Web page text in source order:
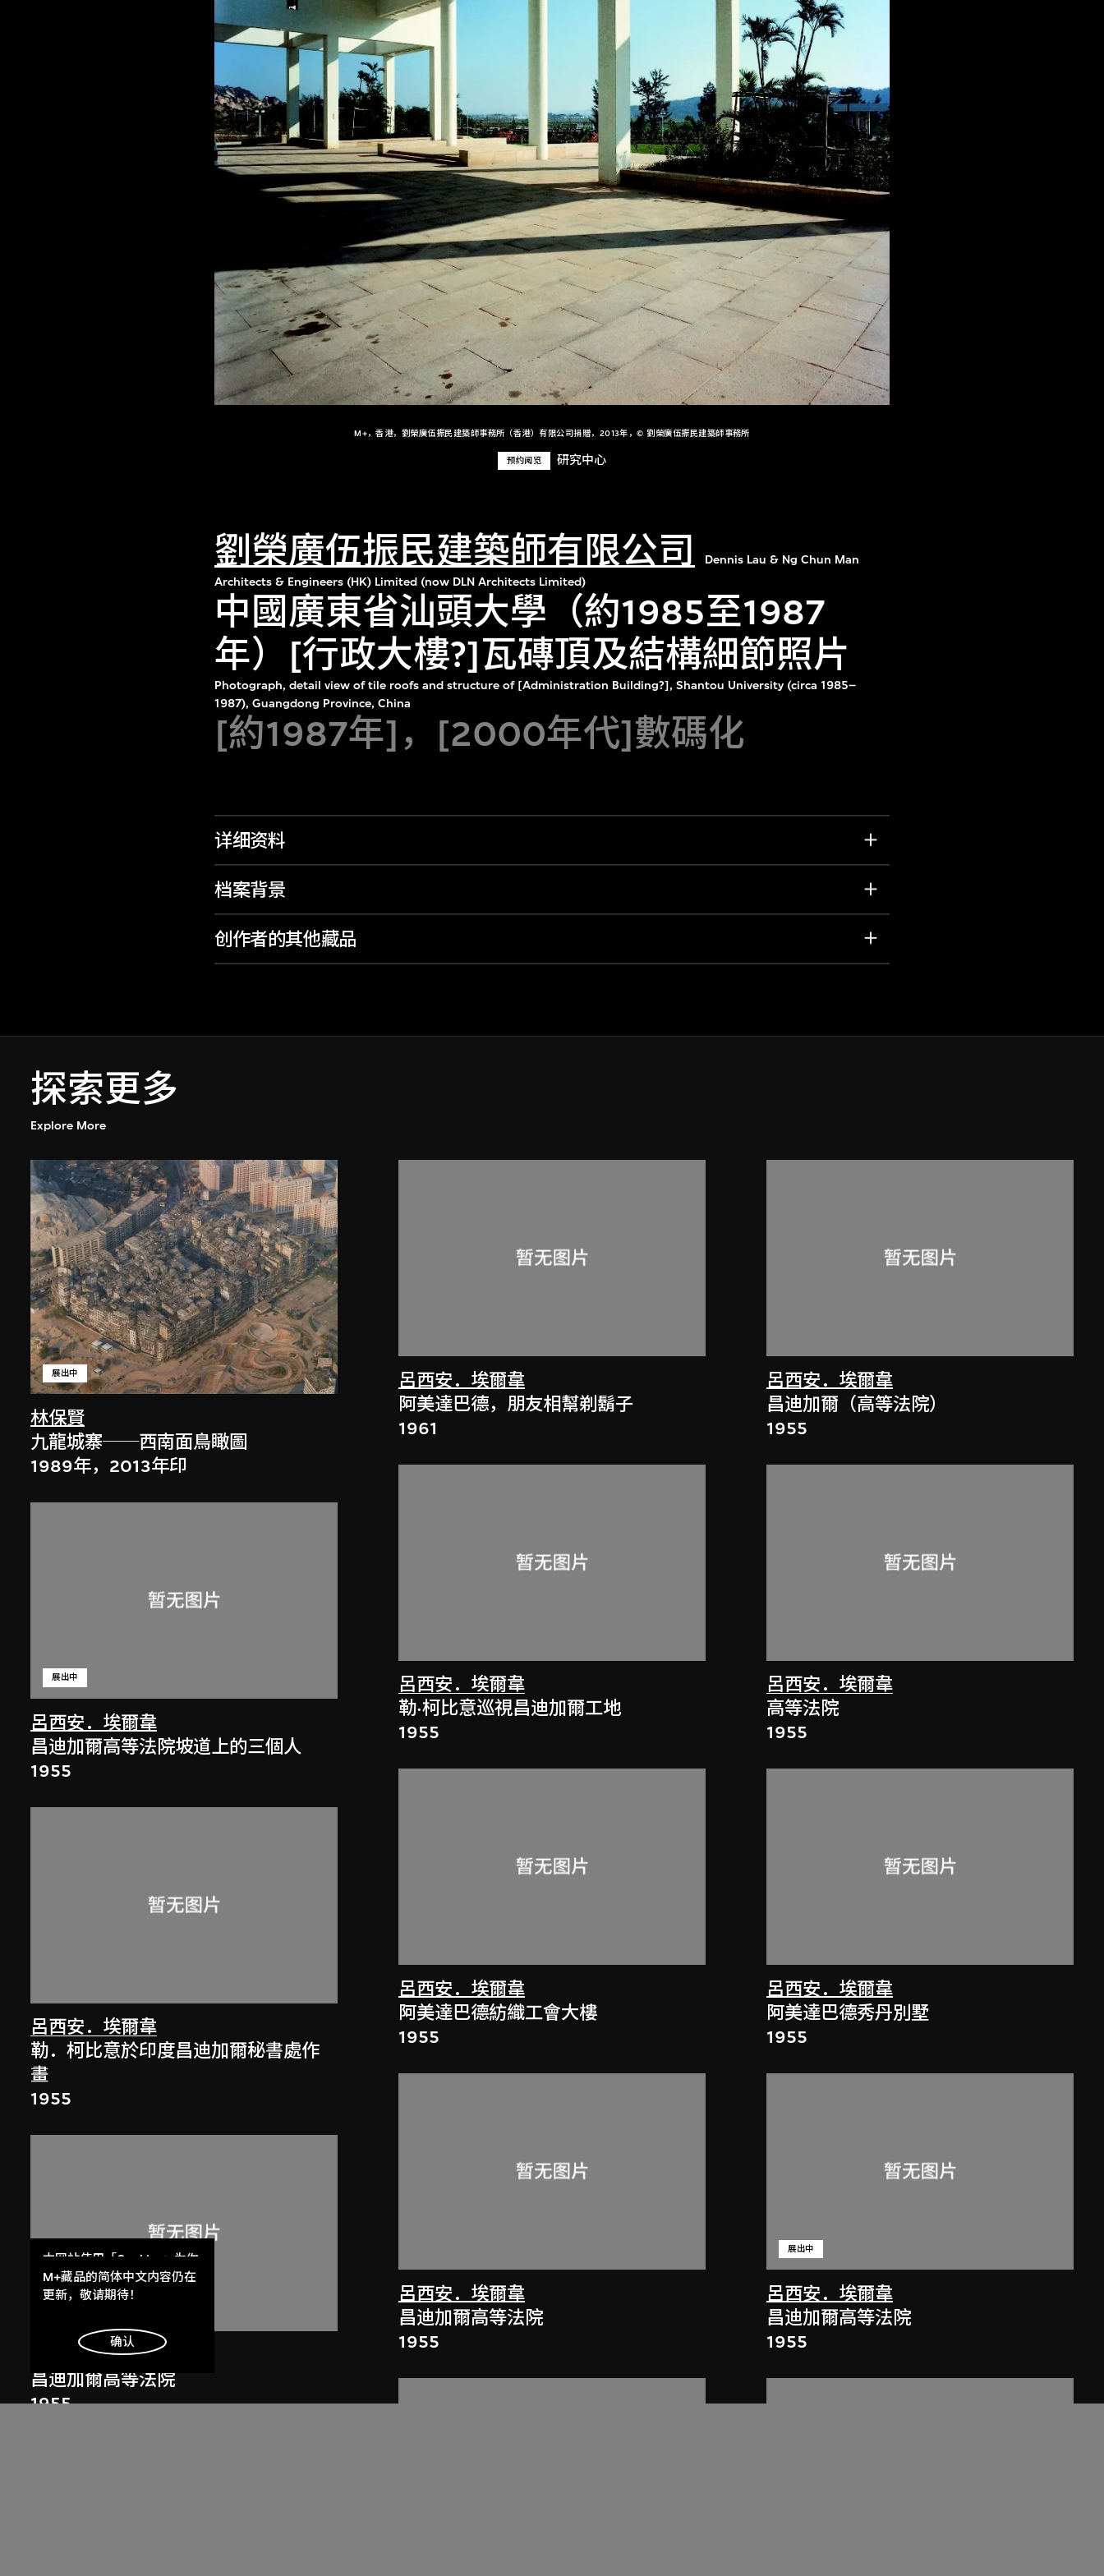
M+，香港，劉榮廣伍振民建築師事務所（香港）有限公司捐贈，2013年，© 劉榮廣伍振民建築師事務所
预约阅览 研究中心
劉榮廣伍振民建築師有限公司
Dennis Lau & Ng Chun Man
Architects & Engineers (HK) Limited (now DLN Architects Limited)
中國廣東省汕頭大學（約1985至1987
年）[行政大樓?]瓦磚頂及結構細節照片
Photograph, detail view of tile roofs and structure of [Administration Building?], Shantou University (circa 1985–
1987), Guangdong Province, China
[約1987年]，[2000年代]數碼化
详细资料
档案背景
创作者的其他藏品
探索更多
Explore More
林保賢
展出中
九龍城寨──西南面鳥瞰圖
1989年，2013年印
呂西安．埃爾韋
展出中
昌迪加爾高等法院坡道上的三個人
1955
呂西安．埃爾韋
勒．柯比意於印度昌迪加爾秘書處作
畫
1955
呂西安．埃爾韋
昌迪加爾高等法院
1955
呂西安．埃爾韋
阿美達巴德，朋友相幫剃鬍子
1961
呂西安．埃爾韋
勒·柯比意巡視昌迪加爾工地
1955
呂西安．埃爾韋
阿美達巴德紡織工會大樓
1955
呂西安．埃爾韋
昌迪加爾高等法院
1955
呂西安．埃爾韋
昌迪加爾（高等法院）
1955
呂西安．埃爾韋
高等法院
1955
呂西安．埃爾韋
阿美達巴德秀丹別墅
1955
呂西安．埃爾韋
展出中
昌迪加爾高等法院
1955
本网站使用「Cookies」为你
提供最好的网站体验。
了解更多
明白
M+藏品的简体中文内容仍在
更新，敬请期待！
确认